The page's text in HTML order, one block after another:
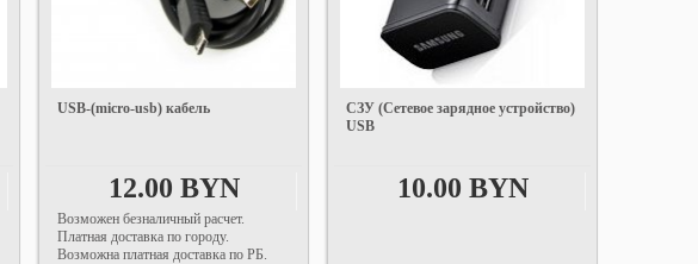
USB-(micro-usb) кабель
12.00 BYN
Возможен безналичный расчет.
Платная доставка по городу.
Возможна платная доставка по РБ.
СЗУ (Сетевое зарядное устройство)
USB
10.00 BYN